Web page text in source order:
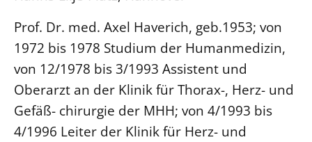
Prof. Dr. med. Axel Haverich, geb.1953; von
1972 bis 1978 Studium der Humanmedizin,
von 12/1978 bis 3/1993 Assistent und
Oberarzt an der Klinik für Thorax-, Herz- und
Gefäß- chirurgie der MHH; von 4/1993 bis
4/1996 Leiter der Klinik für Herz- und
MITARBEIT
Ehrenamt
Beruf
Freie Stellen
BIBLIOTHEK & ARCHIV